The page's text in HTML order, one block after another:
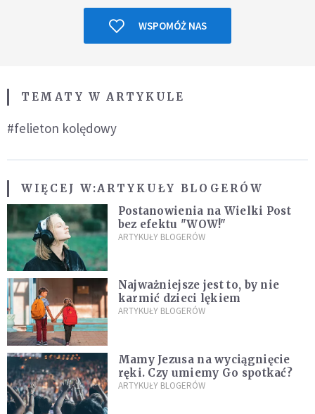
WSPOMÓŻ NAS
TEMATY W ARTYKULE
#felieton kolędowy
WIĘCEJ W:ARTYKUŁY BLOGERÓW
Postanowienia na Wielki Post
bez efektu "WOW!"
ARTYKUŁY BLOGERÓW
Najważniejsze jest to, by nie
karmić dzieci lękiem
ARTYKUŁY BLOGERÓW
Mamy Jezusa na wyciągnięcie
ręki. Czy umiemy Go spotkać?
ARTYKUŁY BLOGERÓW